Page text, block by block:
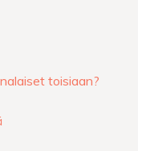
toisiaan?